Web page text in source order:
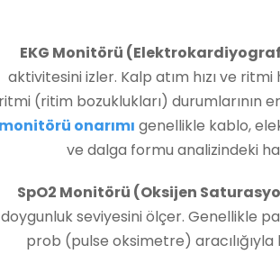
EKG Monitörü
aktivitesini izler. Kalp atım hızı ve
(ritim bozuklukları) durumlarının
onarımı genellikle kablo,
ve dalga formu analizindeki
SpO2 Monitörü (Oksijen
doygunluk seviyesini ölçer. Genellikle
prob (pulse oksimetre) aracılığıyla